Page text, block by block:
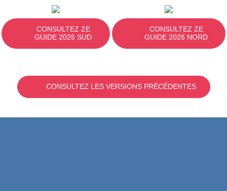
CONSULTEZ ZE
GUIDE 2026 SUD
CONSULTEZ ZE
GUIDE 2026 NORD
CONSULTEZ LES VERSIONS PRÉCÉDENTES